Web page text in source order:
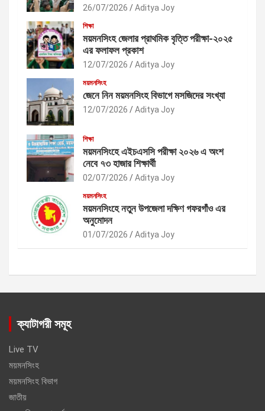
26/07/2026 Aditya Joy
শিক্ষা
ময়মনসিংহ জেলার প্রাথমিক বৃত্তি পরীক্ষা-২০২৫
এর ফলাফল প্রকাশ
12/07/2026 Aditya Joy
ময়মনসিংহ
জেনে নিন ময়মনসিংহ বিভাগে মসজিদের সংখ্যা
12/07/2026 Aditya Joy
শিক্ষা
ময়মনসিংহে এইচএসসি পরীক্ষা ২০২৬ এ অংশ
নেবে ৭৩ হাজার শিক্ষার্থী
02/07/2026 Aditya Joy
ময়মনসিংহ
ময়মনসিংহে নতুন উপজেলা দক্ষিণ গফরগাঁও এর
অনুমোদন
01/07/2026 Aditya Joy
ক্যাটাগরী সমূহ
Live TV
ময়মনসিংহ
ময়মনসিংহ বিভাগ
জাতীয়